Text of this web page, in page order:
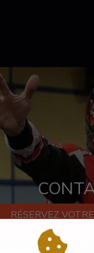
RÉSERVEZ VOTRE
PASSAGE